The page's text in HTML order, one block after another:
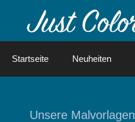
Startseite Neuheiten
Unsere Malvorlagen